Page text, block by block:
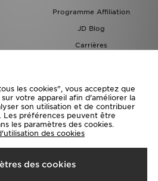
Programme Affiliation
JD Blog
Carrières
Vers
les cookies", vous acceptez que
votre appareil afin d'améliorer la
son utilisation et de contribuer
Les préférences peuvent être
les paramètres des cookies.
des cookies
des cookies